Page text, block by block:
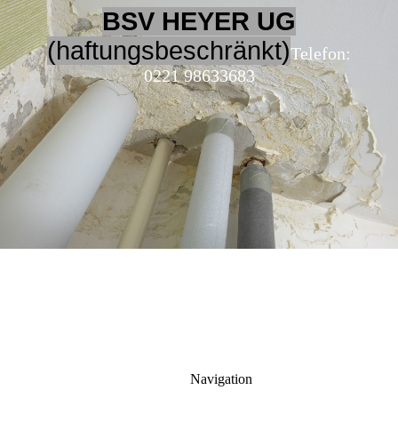
BSV HEYER UG
(haftungsbeschränkt)Telefon:
0221 98633683
Navigation